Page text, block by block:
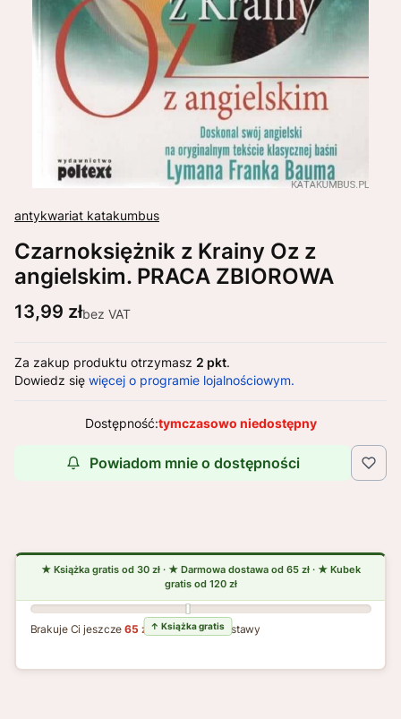
antykwariat katakumbus
Czarnoksiężnik z Krainy Oz z
angielskim. PRACA ZBIOROWA
Cena
13,99 złbez VAT
Za zakup produktu otrzymasz 2 pkt.
Dowiedz się więcej o programie lojalnościowym.
Dostępność:tymczasowo niedostępny
Powiadom mnie o dostępności
Brakuje Ci jeszcze65 zł do darmowej dostawy